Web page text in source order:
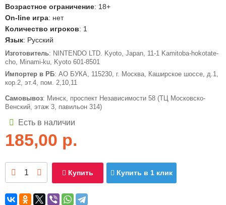
Возрастное ограничение: 18+
On-line игра: нет
Количество игроков: 1
Язык: Русский
Изготовитель: NINTENDO LTD. Kyoto, Japan, 11-1 Kamitoba-hokotate-
cho, Minami-ku, Kyoto 601-8501
Импортер в РБ: АО БУКА, 115230, г. Москва, Каширское шоссе, д.1,
кор.2, эт.4, пом. 2,10,11
Самовывоз: Минск, проспект Независимости 58 (ТЦ Московско-
Венский, этаж 3, павильон 314)
Есть в наличии
185,00 р.
Купить Купить в 1 клик